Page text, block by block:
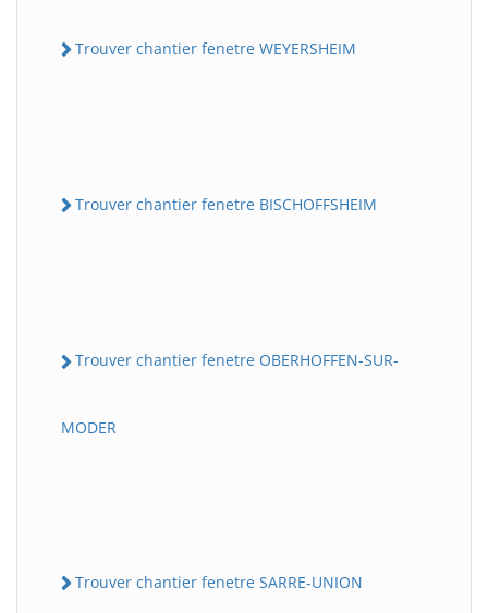
Trouver chantier fenetre WEYERSHEIM
Trouver chantier fenetre BISCHOFFSHEIM
Trouver chantier fenetre OBERHOFFEN-SUR-
MODER
Trouver chantier fenetre SARRE-UNION